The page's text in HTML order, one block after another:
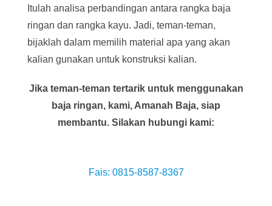
Itulah analisa perbandingan antara rangka baja
ringan dan rangka kayu. Jadi, teman-teman,
bijaklah dalam memilih material apa yang akan
kalian gunakan untuk konstruksi kalian.
Jika teman-teman tertarik untuk menggunakan
baja ringan, kami, Amanah Baja, siap
membantu. Silakan hubungi kami:
Fais: 0815-8587-8367